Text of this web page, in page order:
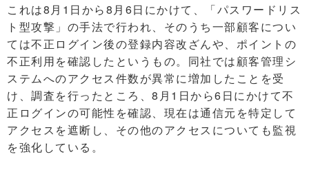
これは8月1日から8月6日にかけて、「パスワードリス
ト型攻撃」の手法で行われ、そのうち一部顧客につい
ては不正ログイン後の登録内容改ざんや、ポイントの
不正利用を確認したというもの。同社では顧客管理シ
ステムへのアクセス件数が異常に増加したことを受
け、調査を行ったところ、8月1日から6日にかけて不
正ログインの可能性を確認、現在は通信元を特定して
アクセスを遮断し、その他のアクセスについても監視
を強化している。